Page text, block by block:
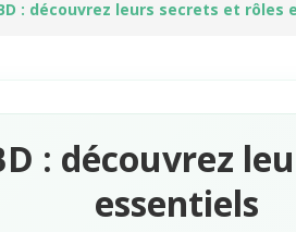
: découvrez leurs secrets et rôles
: découvrez
essentiels